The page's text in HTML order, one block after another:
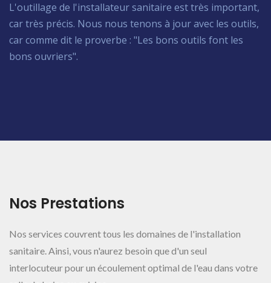
L'outillage de l'installateur sanitaire est très important,
car très précis. Nous nous tenons à jour avec les outils,
car comme dit le proverbe : "Les bons outils font les
bons ouvriers".
Nos Prestations
Nos services couvrent tous les domaines de l'installation
sanitaire. Ainsi, vous n'aurez besoin que d'un seul
interlocuteur pour un écoulement optimal de l'eau dans votre